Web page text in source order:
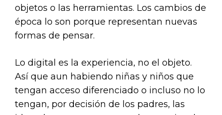
objetos o las herramientas. Los cambios de
época lo son porque representan nuevas
formas de pensar.
Lo digital es la experiencia, no el objeto.
Así que aun habiendo niñas y niños que
tengan acceso diferenciado o incluso no lo
tengan, por decisión de los padres, las